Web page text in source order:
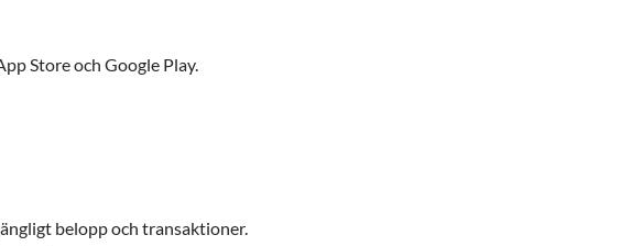
Store och Google Play.
belopp och transaktioner.